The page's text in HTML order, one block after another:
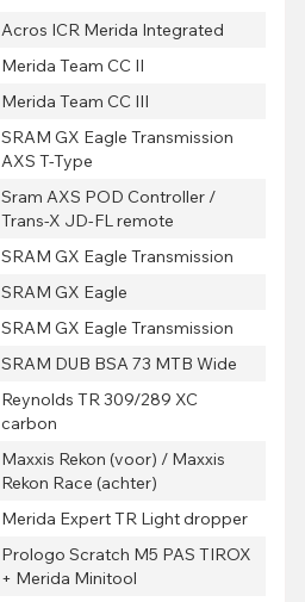
Acros ICR Merida Integrated
Merida Team CC II
Merida Team CC III
SRAM GX Eagle Transmission
AXS T-Type
Sram AXS POD Controller /
Trans-X JD-FL remote
SRAM GX Eagle Transmission
SRAM GX Eagle
SRAM GX Eagle Transmission
SRAM DUB BSA 73 MTB Wide
Reynolds TR 309/289 XC
carbon
Maxxis Rekon (voor) / Maxxis
Rekon Race (achter)
Merida Expert TR Light dropper
Prologo Scratch M5 PAS TIROX
+ Merida Minitool